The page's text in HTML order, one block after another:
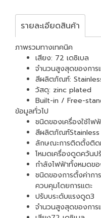
รายละเอียดสินค้า
ภาพรวมทางเทคนิค
เสียง: 72 เดซิเบล
จำนวนสูงสุดของกา
สีผลิตภัณฑ์:
วัสดุ: zinc plated
Built-in / Free-
ข้อมูลทั่วไป
ชนิดของเครื่องใช้ไฟ
สีผลิตภัณฑ์
ลักษณะการติดตั้งติ
โหมดเครื่องดูดควันป
กำลังไฟฟ้าทั้งหมดข
ชนิดของการตั้งค่า
ควบคุมโดยการแตะ
ปรับบระดับแรงดูด3
จำนวนสูงสุดของกา